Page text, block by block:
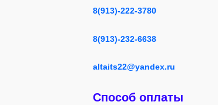
8(913)-222-3780
8(913)-232-6638
altaits22@yandex.ru
Способ оплаты